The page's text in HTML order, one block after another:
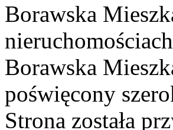
Borawska
Borawska
poświęcony
Strona została